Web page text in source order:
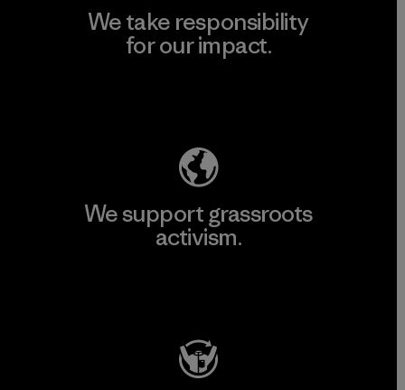
We take responsibility
for our impact.
We support grassroots
activism.